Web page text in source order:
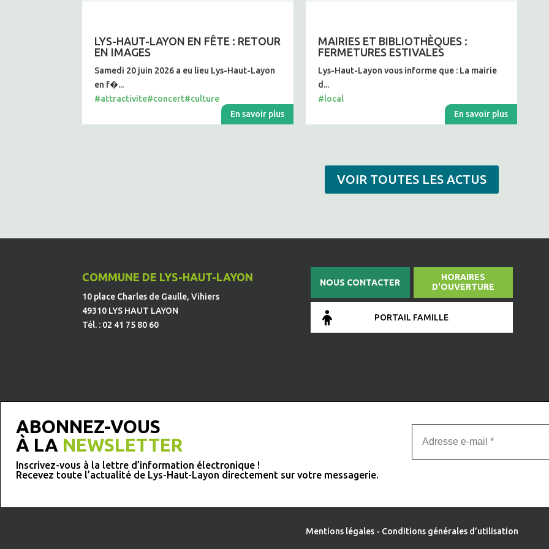
LYS-HAUT-LAYON EN FÊTE : RETOUR
EN IMAGES
Samedi 20 juin 2026 a eu lieu Lys-Haut-Layon
en f�...
#attractivite#concert#culture
En savoir plus
MAIRIES ET BIBLIOTHÈQUES :
FERMETURES ESTIVALES
Lys-Haut-Layon vous informe que : La mairie
d...
#local
En savoir plus
VOIR TOUTES LES ACTUS
COMMUNE DE LYS-HAUT-LAYON
10 place Charles de Gaulle, Vihiers
49310 LYS HAUT LAYON
Tél. : 02 41 75 80 60
NOUS CONTACTER
HORAIRES
D'OUVERTURE
PORTAIL FAMILLE
ABONNEZ-VOUS
À LA NEWSLETTER
Inscrivez-vous à la lettre d’information électronique !
Recevez toute l’actualité de Lys-Haut-Layon directement sur votre messagerie.
Mentions légales- Conditions générales d’utilisation